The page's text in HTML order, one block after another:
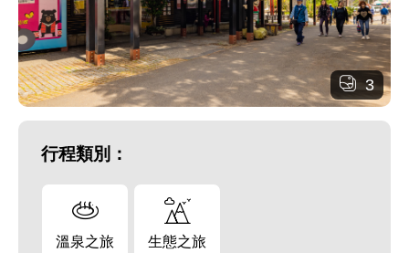
3
行程類別：
溫泉之旅 生態之旅